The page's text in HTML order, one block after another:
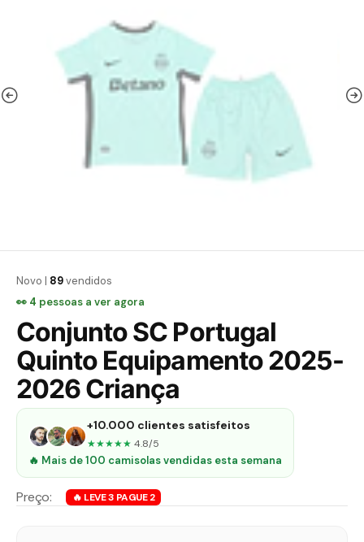
Novo | 89vendidos
👀 4 pessoas a ver agora
Conjunto SC Portugal
Quinto Equipamento 2025-
2026 Criança
+10.000 clientes satisfeitos
★★★★★ 4.8/5
🔥 Mais de 100 camisolas vendidas esta semana